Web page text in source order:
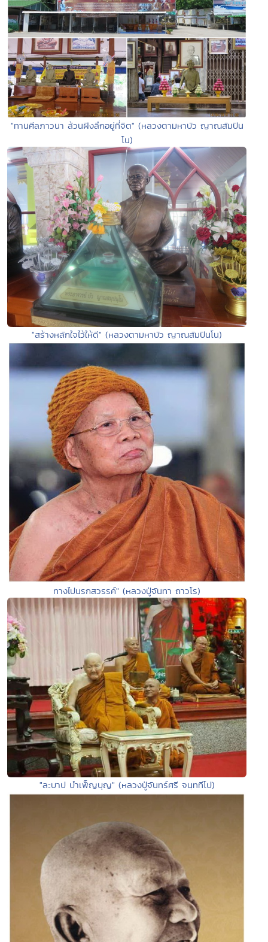
"ทานศีลภาวนา ล้วนฝังลึกอยู่ที่จิต" (หลวงตามหาบัว ญาณสัมปัน
โน)
"สร้างหลักใจไว้ให้ดี" (หลวงตามหาบัว ญาณสัมปันโน)
ทางไปนรกสวรรค์" (หลวงปู่จันทา ถาวโร)
"ละบาป บำเพ็ญบุญ" (หลวงปู่จันทร์ศรี จนฺททีโป)